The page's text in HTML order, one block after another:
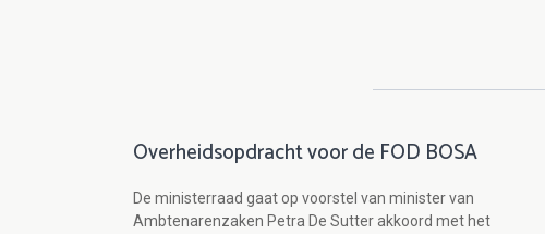
Overheidsopdracht voor de FOD BOSA
De ministerraad gaat op voorstel van minister van
Ambtenarenzaken Petra De Sutter akkoord met het